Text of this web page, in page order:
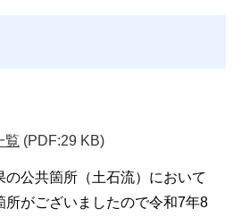
覧 (PDF:29 KB)
公共箇所（土石流）において
所がございましたので令和7年8